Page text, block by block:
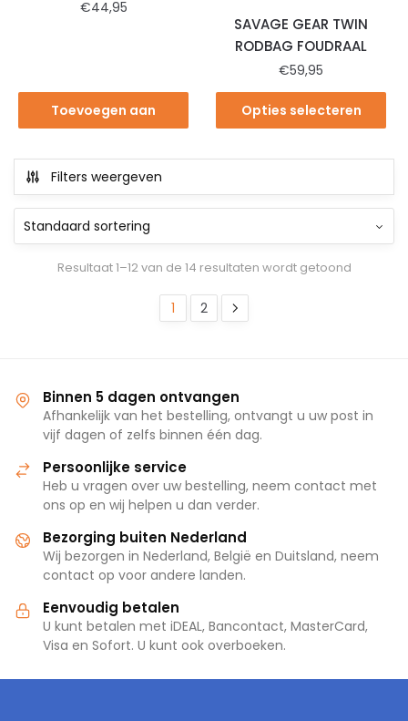
€44,95
Toevoegen aan
SAVAGE GEAR TWIN
RODBAG FOUDRAAL
€59,95
Opties selecteren
Filters weergeven
Resultaat 1–12 van de 14 resultaten wordt getoond
1 2
Binnen 5 dagen ontvangen
Afhankelijk van het bestelling, ontvangt u uw post in
vijf dagen of zelfs binnen één dag.
Persoonlijke service
Heb u vragen over uw bestelling, neem contact met
ons op en wij helpen u dan verder.
Bezorging buiten Nederland
Wij bezorgen in Nederland, België en Duitsland, neem
contact op voor andere landen.
Eenvoudig betalen
U kunt betalen met iDEAL, Bancontact, MasterCard,
Visa en Sofort. U kunt ook overboeken.